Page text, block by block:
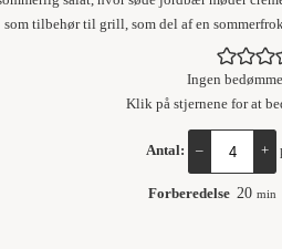
som tilbehør til grill, som del af en
Ingen
Klik på stjernene for at
Antal: – +
Forberedelse 20 min